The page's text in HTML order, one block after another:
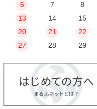
6
7 8
13
14 15
20
21 22
27
28 29